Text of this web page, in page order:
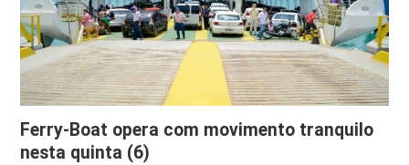
Ferry-Boat opera com movimento tranquilo
nesta quinta (6)